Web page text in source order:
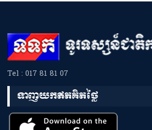
Tel : 017 81 81 07
ទាញយកឥតគិតថ្លៃ